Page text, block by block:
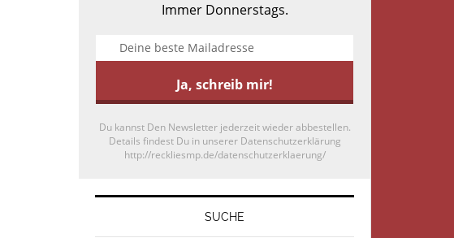
Immer Donnerstags.
Du kannst Den Newsletter jederzeit wieder abbestellen.
Details findest Du in unserer Datenschutzerklärung
http://reckliesmp.de/datenschutzerklaerung/
SUCHE